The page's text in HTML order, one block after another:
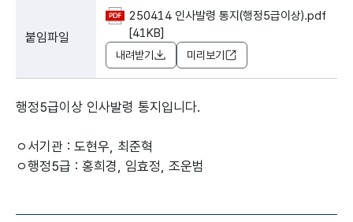
붙임파일
250414 인사발령 통지(행정5급이상).pdf
[41KB]
내려받기 미리보기
행정5급이상 인사발령 통지입니다.
ㅇ서기관 : 도현우, 최준혁
ㅇ행정5급 : 홍희경, 임효정, 조운범